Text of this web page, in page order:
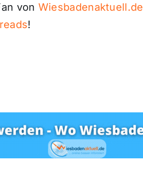
von Wiesbadenaktuell.de
!